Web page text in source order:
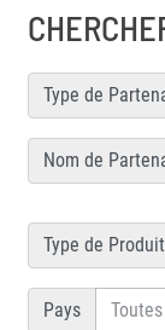
Type de
Nom de
Type de Produit
Pays